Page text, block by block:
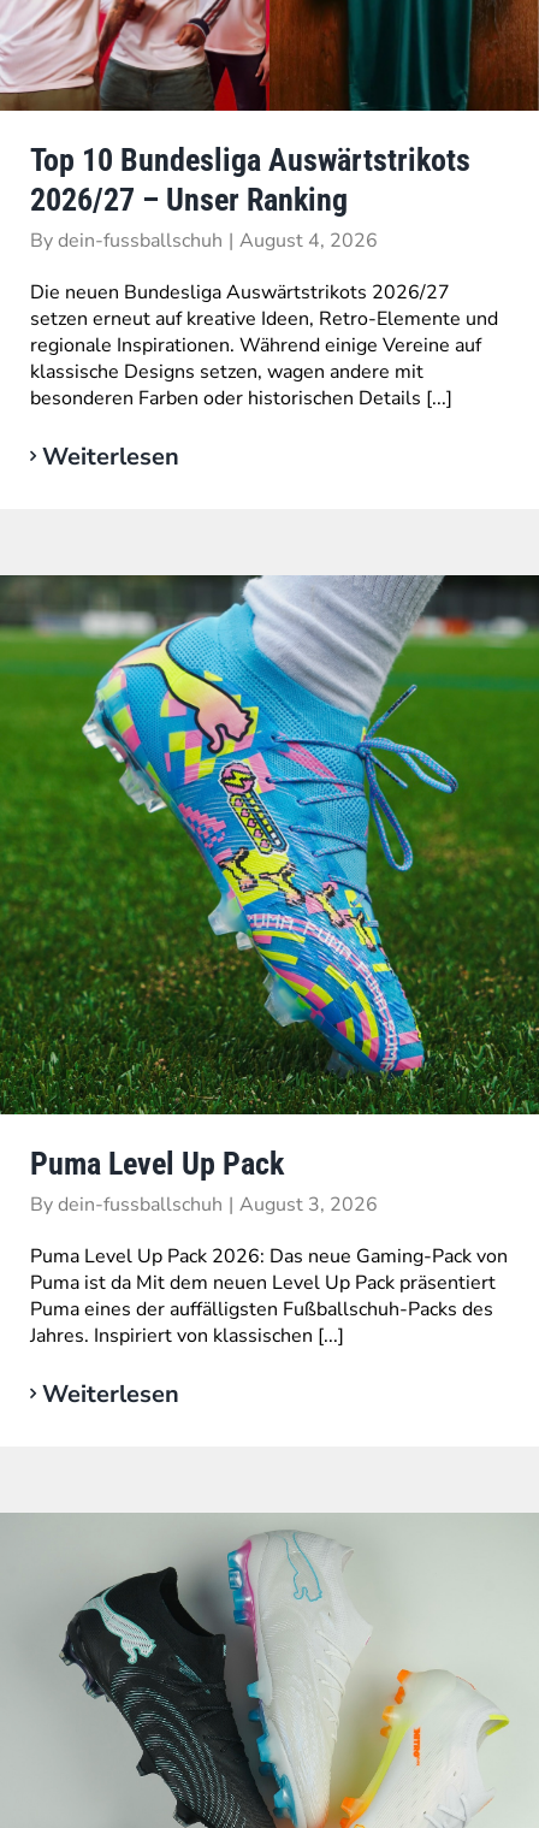
Top 10 Bundesliga Auswärtstrikots
2026/27 – Unser Ranking
Bydein-fussballschuh | August 4, 2026
Die neuen Bundesliga Auswärtstrikots 2026/27
setzen erneut auf kreative Ideen, Retro-Elemente und
regionale Inspirationen. Während einige Vereine auf
klassische Designs setzen, wagen andere mit
besonderen Farben oder historischen Details [...]
Weiterlesen
Puma Level Up Pack
Bydein-fussballschuh | August 3, 2026
Puma Level Up Pack 2026: Das neue Gaming-Pack von
Puma ist da Mit dem neuen Level Up Pack präsentiert
Puma eines der auffälligsten Fußballschuh-Packs des
Jahres. Inspiriert von klassischen [...]
Weiterlesen